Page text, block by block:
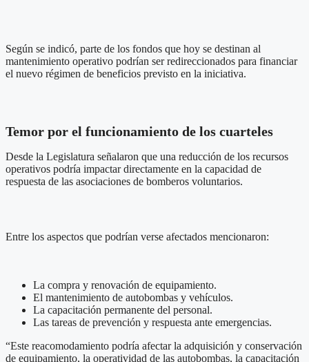
Según se indicó, parte de los fondos que hoy se destinan al
mantenimiento operativo podrían ser redireccionados para financiar
el nuevo régimen de beneficios previsto en la iniciativa.
Temor por el funcionamiento de los cuarteles
Desde la Legislatura señalaron que una reducción de los recursos
operativos podría impactar directamente en la capacidad de
respuesta de las asociaciones de bomberos voluntarios.
Entre los aspectos que podrían verse afectados mencionaron:
La compra y renovación de equipamiento.
El mantenimiento de autobombas y vehículos.
La capacitación permanente del personal.
Las tareas de prevención y respuesta ante emergencias.
“Este reacomodamiento podría afectar la adquisición y conservación
de equipamiento, la operatividad de las autobombas, la capacitación